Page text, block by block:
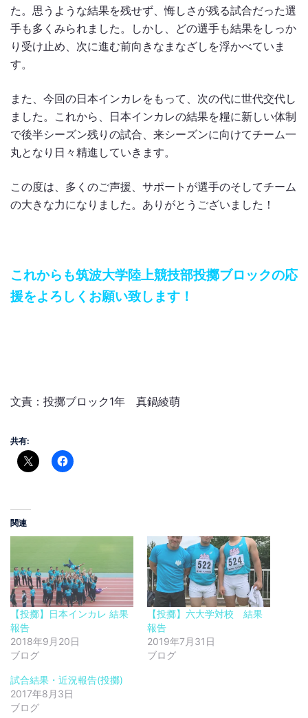
た。思うような結果を残せず、悔しさが残る試合だった選
手も多くみられました。しかし、どの選手も結果をしっか
り受け止め、次に進む前向きなまなざしを浮かべていま
す。
また、今回の日本インカレをもって、次の代に世代交代し
ました。これから、日本インカレの結果を糧に新しい体制
で後半シーズン残りの試合、来シーズンに向けてチーム一
丸となり日々精進していきます。
この度は、多くのご声援、サポートが選手のそしてチーム
の大きな力になりました。ありがとうございました！
これからも筑波大学陸上競技部投擲ブロックの応
援をよろしくお願い致します！
文責：投擲ブロック1年 真鍋綾萌
共有:
関連
【投擲】日本インカレ 結果
報告
2018年9月20日
ブログ
【投擲】六大学対校 結果
報告
2019年7月31日
ブログ
試合結果・近況報告(投擲)
2017年8月3日
ブログ